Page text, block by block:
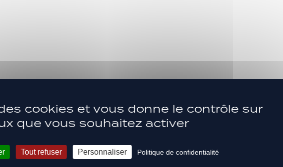
dernières
cookies et vous donne le contrôle sur
que vous souhaitez activer
Tout refuser Personnaliser Politique de confidentialité